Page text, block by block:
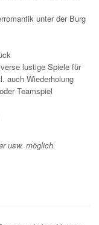
unter der Burg
lustige Spiele für
auch Wiederholung
Teamspiel
usw. möglich.